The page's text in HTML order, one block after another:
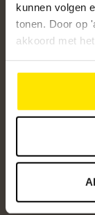
kunnen volgen
tonen. Door op
akkoord met
Over ons
4.8
Altijd op de
Ontvang de
Aanmelden